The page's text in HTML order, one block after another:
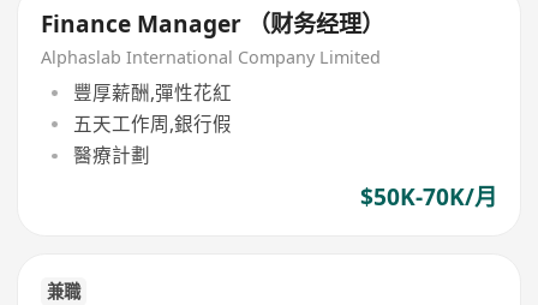
Finance Manager （财务经理）
Alphaslab International Company Limited
豐厚薪酬,彈性花紅
五天工作周,銀行假
醫療計劃
$50K-70K/月
兼職